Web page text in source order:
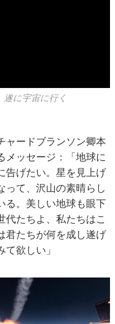
に宇宙に行く
ャードブランソン卿本
メッセージ：「地球に
告げたい。星を見上げ
って、沢山の素晴らし
る。美しい地球も眼下
代たちよ、私たちはこ
君たちが何を成し遂げ
欲しい」